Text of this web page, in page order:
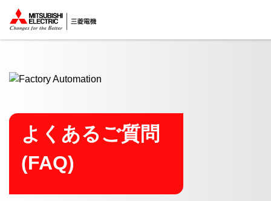
ここから本文
よくあるご質問
(FAQ)